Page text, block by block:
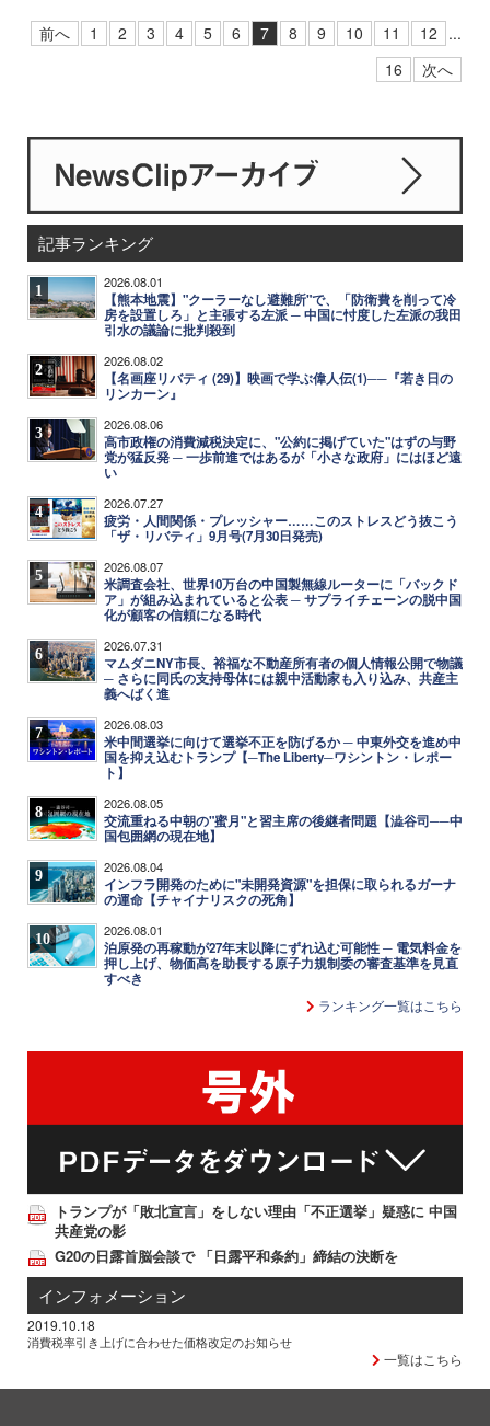
前へ 1 2 3 4 5 6 7 8 9 10 11 12 ...
16
次へ
記事ランキング
1 2026.08.01
【熊本地震】"クーラーなし避難所"で、「防衛費を削って冷
房を設置しろ」と主張する左派 ─ 中国に忖度した左派の我田
引水の議論に批判殺到
2 2026.08.02
【名画座リバティ (29)】映画で学ぶ偉人伝(1)──『若き日の
リンカーン』
3 2026.08.06
高市政権の消費減税決定に、"公約に掲げていた"はずの与野
党が猛反発 ─ 一歩前進ではあるが「小さな政府」にはほど遠
い
4 2026.07.27
疲労・人間関係・プレッシャー……このストレスどう抜こう
「ザ・リバティ」9月号(7月30日発売)
5 2026.08.07
米調査会社、世界10万台の中国製無線ルーターに「バックド
ア」が組み込まれていると公表 ─ サプライチェーンの脱中国
化が顧客の信頼になる時代
6 2026.07.31
マムダニNY市長、裕福な不動産所有者の個人情報公開で物議
─ さらに同氏の支持母体には親中活動家も入り込み、共産主
義へばく進
7 2026.08.03
米中間選挙に向けて選挙不正を防げるか ─ 中東外交を進め中
国を抑え込むトランプ【─The Liberty─ワシントン・レポー
ト】
8 2026.08.05
交流重ねる中朝の"蜜月"と習主席の後継者問題【澁谷司──中
国包囲網の現在地】
9 2026.08.04
インフラ開発のために"未開発資源"を担保に取られるガーナ
の運命【チャイナリスクの死角】
10 2026.08.01
泊原発の再稼動が27年末以降にずれ込む可能性 ─ 電気料金を
押し上げ、物価高を助長する原子力規制委の審査基準を見直
すべき
ランキング一覧はこちら
トランプが「敗北宣言」をしない理由「不正選挙」疑惑に 中国
共産党の影
G20の日露首脳会談で 「日露平和条約」締結の決断を
インフォメーション
2019.10.18
消費税率引き上げに合わせた価格改定のお知らせ
一覧はこちら